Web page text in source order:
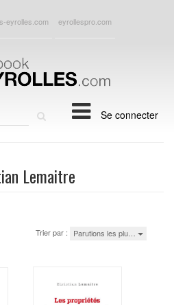
eyrolles.com eyrollespro.com
Se connecter
Lemaitre
Trier par : Parutions les plu…